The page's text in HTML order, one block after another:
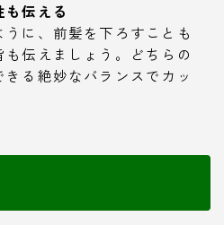
伝える
に、前髪を下ろすことも
伝えましょう。どちらの
る絶妙なバランスでカッ